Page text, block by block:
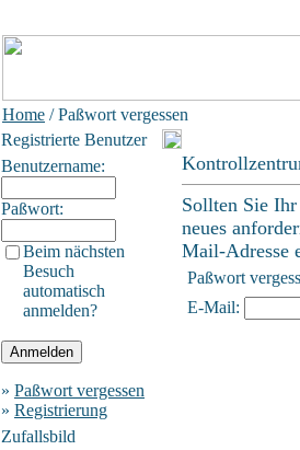
Home / Paßwort vergessen
Registrierte Benutzer
Benutzername:
Paßwort:
Beim nächsten
Besuch
automatisch
anmelden?
» Paßwort vergessen
» Registrierung
Zufallsbild
Sollten Sie
neues
Mail-Adresse
Paßwort
E-Mail: